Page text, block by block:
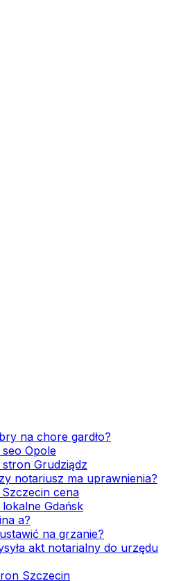
na chore gardło?
Opole
Grudziądz
notariusz ma uprawnienia?
cena
Gdańsk
a?
na grzanie?
akt notarialny do urzędu
Szczecin